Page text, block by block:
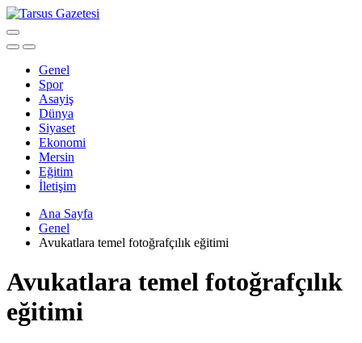
Genel
Spor
Asayiş
Dünya
Siyaset
Ekonomi
Mersin
Eğitim
İletişim
Ana Sayfa
Genel
Avukatlara temel fotoğrafçılık eğitimi
Avukatlara temel fotoğrafçılık
eğitimi